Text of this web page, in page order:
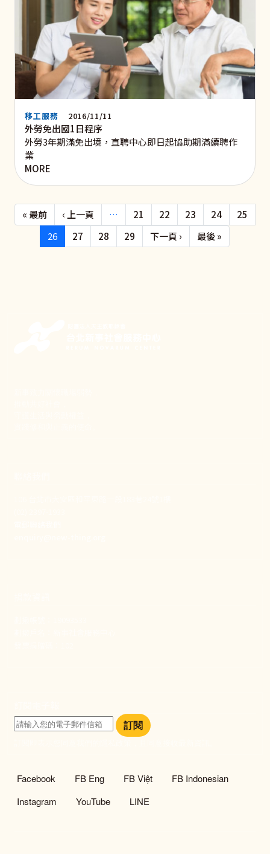
移工服務 2016/11/11
外勞免出國1日程序
外勞3年期滿免出境，直聘中心即日起協助期滿續聘作
業
MORE
Pagination
« 最前First page
‹ 上一頁 Previous page
… 21 22 23 24
25
26
27 28 29 下一頁 › 下一頁最後 »
訂閱
社群選單
Facebook FB Eng FB Việt
FB Indonesian
Instagram
YouTube LINE